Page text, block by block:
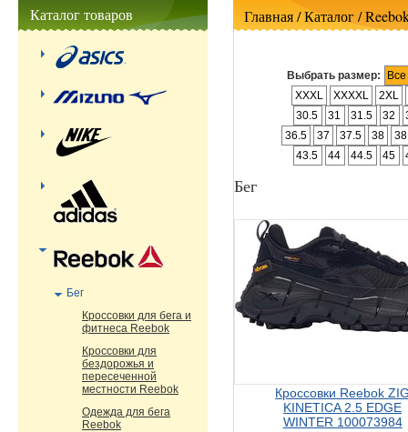
Главная/ Каталог /
Выбрать размер:
XXXL
XXXXL
2XL
30.5
31 31.5 32
36.5
37 37.5 38
43.5
44 44.5 45
Бег
Кроссовки Reebok
KINETICA 2.5 EDGE
WINTER 100073984
Каталог товаров
Бег
Кроссовки для бега и
фитнеса Reebok
Кроссовки для
бездорожья и
пересеченной
местности Reebok
Одежда для бега
Reebok